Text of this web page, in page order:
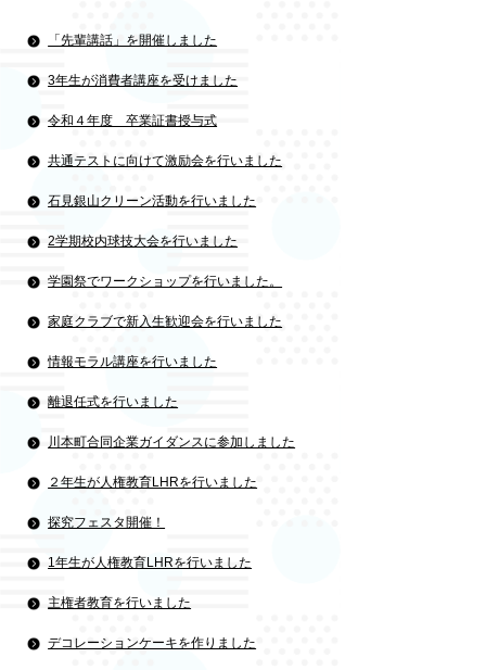
「先輩講話」を開催しました
3年生が消費者講座を受けました
令和４年度 卒業証書授与式
共通テストに向けて激励会を行いました
石見銀山クリーン活動を行いました
2学期校内球技大会を行いました
学園祭でワークショップを行いました。
家庭クラブで新入生歓迎会を行いました
情報モラル講座を行いました
離退任式を行いました
川本町合同企業ガイダンスに参加しました
２年生が人権教育LHRを行いました
探究フェスタ開催！
1年生が人権教育LHRを行いました
主権者教育を行いました
デコレーションケーキを作りました